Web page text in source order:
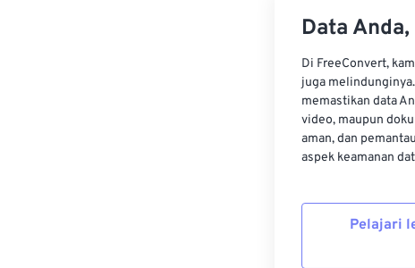
Data
Di FreeConvert,
juga
memastikan data
video, maupun
aman, dan
aspek keamanan
Pelajari